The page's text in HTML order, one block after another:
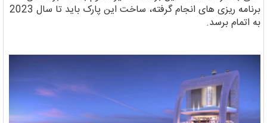
برنامه ریزی های انجام گرفته، ساخت این پارک باید تا سال 2023
به اتمام برسد.